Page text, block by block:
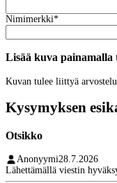
Nimimerkki*
Lisää kuva painamalla
Kuvan tulee liittyä
Kysymyksen
Otsikko
Anonyymi28.7.2026
Lähettämällä viestin